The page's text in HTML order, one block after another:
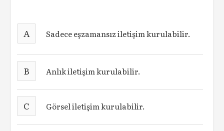
A Sadece eşzamansız iletişim kurulabilir.
B Anlık iletişim kurulabilir.
C Görsel iletişim kurulabilir.